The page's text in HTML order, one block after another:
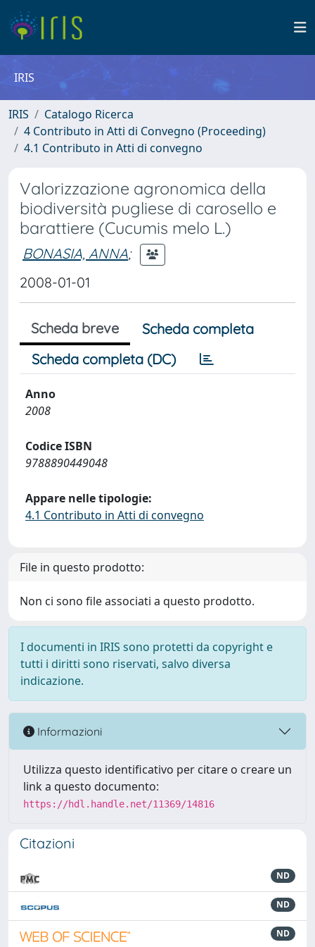
IRIS
IRIS
Catalogo Ricerca
4 Contributo in Atti di Convegno (Proceeding)
4.1 Contributo in Atti di convegno
Valorizzazione agronomica della
biodiversità pugliese di carosello e
barattiere (Cucumis melo L.)
BONASIA, ANNA;
2008-01-01
Scheda breve
Scheda completa
Scheda completa (DC)
Anno
2008
Codice ISBN
9788890449048
Appare nelle tipologie:
4.1 Contributo in Atti di convegno
File in questo prodotto:
Non ci sono file associati a questo prodotto.
I documenti in IRIS sono protetti da copyright e
tutti i diritti sono riservati, salvo diversa
indicazione.
Informazioni
Utilizza questo identificativo per citare o creare un
link a questo documento:
https://hdl.handle.net/11369/14816
Citazioni
ND
ND
ND